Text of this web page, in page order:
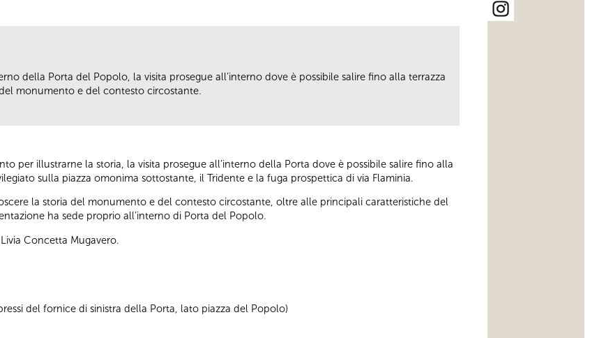
della Porta del Popolo, la visita prosegue all’interno dove è possibile salire fino alla terrazza
monumento e del contesto circostante.
per illustrarne la storia, la visita prosegue all’interno della Porta dove è possibile salire fino alla
sulla piazza omonima sottostante, il Tridente e la fuga prospettica di via Flaminia.
la storia del monumento e del contesto circostante, oltre alle principali caratteristiche del
ha sede proprio all’interno di Porta del Popolo.
Concetta Mugavero.
del fornice di sinistra della Porta, lato piazza del Popolo)